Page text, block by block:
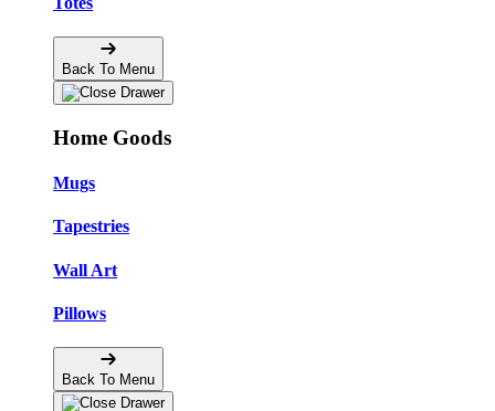
Back To Menu
Home Goods
Mugs
Tapestries
Wall Art
Pillows
Back To Menu